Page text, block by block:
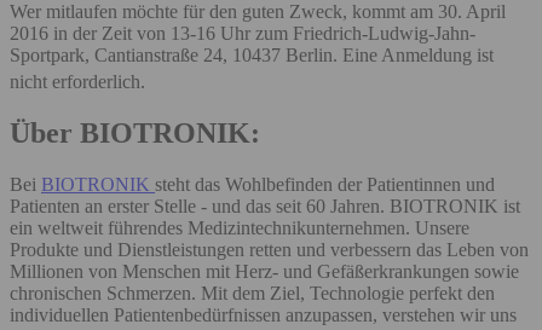
Wer mitlaufen möchte für den guten Zweck, kommt am 30. April
2016 in der Zeit von 13-16 Uhr zum Friedrich-Ludwig-Jahn-
Sportpark, Cantianstraße 24, 10437 Berlin. Eine Anmeldung ist
nicht erforderlich.
Über BIOTRONIK:
Bei BIOTRONIK steht das Wohlbefinden der Patientinnen und
Patienten an erster Stelle - und das seit 60 Jahren. BIOTRONIK ist
ein weltweit führendes Medizintechnikunternehmen. Unsere
Produkte und Dienstleistungen retten und verbessern das Leben von
Millionen von Menschen mit Herz- und Gefäßerkrankungen sowie
chronischen Schmerzen. Mit dem Ziel, Technologie perfekt den
individuellen Patientenbedürfnissen anzupassen, verstehen wir uns